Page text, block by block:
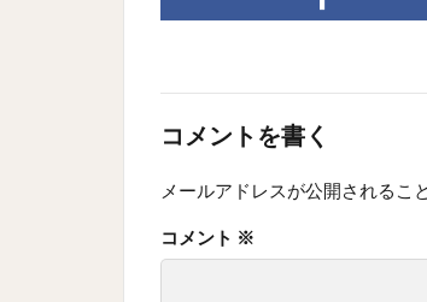
コメントを書く
メールアドレスが公開されるこ
コメント ※